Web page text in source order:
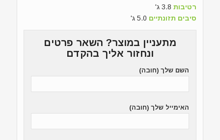
רטיבות3.8 ג'
סיבים תזונתיים
מתעניין במוצר? השאר פרטים
ונחזור אליך בהקדם
השם שלך (חובה)
האימייל שלך (חובה)